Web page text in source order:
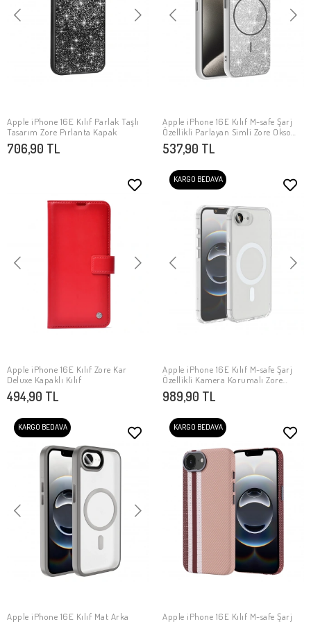
SEPETE EKLE
Apple iPhone 16E Kılıf Parlak Taşlı
Tasarım Zore Pırlanta Kapak
706,90 TL
SEPETE EKLE
Apple iPhone 16E Kılıf M-safe Şarj
Özellikli Parlayan Simli Zore Okso
Kapak
537,90 TL
SEPETE EKLE
Apple iPhone 16E Kılıf Zore Kar
Deluxe Kapaklı Kılıf
494,90 TL
KARGO BEDAVA
SEPETE EKLE
Apple iPhone 16E Kılıf M-safe Şarj
Özellikli Kamera Korumalı Zore
Kripto Kapak
989,90 TL
KARGO BEDAVA
Apple iPhone 16E Kılıf Mat Arka
KARGO BEDAVA
Apple iPhone 16E Kılıf M-safe Şarj